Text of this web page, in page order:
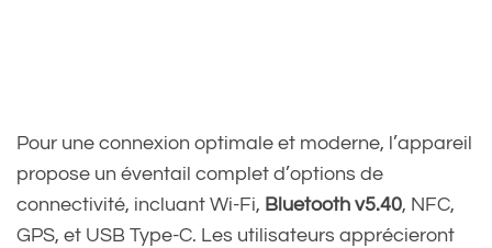
Pour une connexion optimale et moderne, l’appareil
propose un éventail complet d’options de
connectivité, incluant Wi-Fi, Bluetooth v5.40, NFC,
GPS, et USB Type-C. Les utilisateurs apprécieront